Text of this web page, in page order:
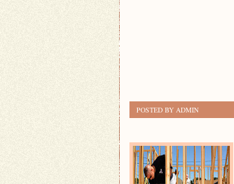
POSTED BY ADMIN